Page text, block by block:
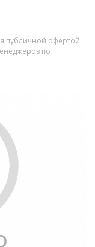
публичной офертой.
по